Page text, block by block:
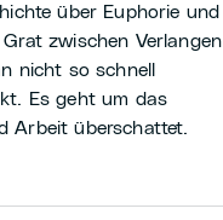
über Euphorie und
zwischen Verlangen
nicht so schnell
Es geht um das
Arbeit überschattet.